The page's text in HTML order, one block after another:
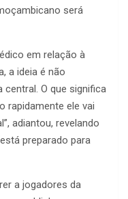
será
em relação à
a ideia é não
O que significa
rapidamente ele vai
adiantou, revelando
preparado para
a jogadores da